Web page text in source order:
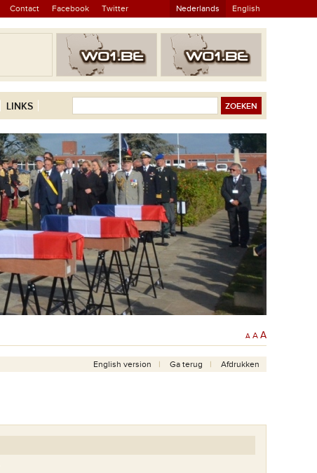
Contact Facebook Twitter Nederlands English
LINKS
A A A
English version Ga terug Afdrukken